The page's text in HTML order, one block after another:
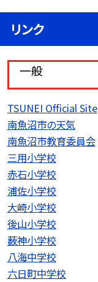
リンク
一般
TSUNEI Official Site
南魚沼市の天気
南魚沼市教育委員会
三用小学校
赤石小学校
浦佐小学校
大崎小学校
後山小学校
薮神小学校
八海中学校
六日町中学校